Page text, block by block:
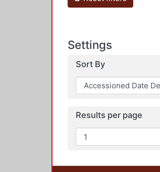
Settings
Sort By
Results per page